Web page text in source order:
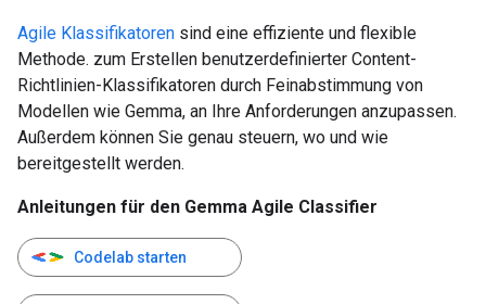
Agile Klassifikatoren sind eine effiziente und flexible
Methode. zum Erstellen benutzerdefinierter Content-
Richtlinien-Klassifikatoren durch Feinabstimmung von
Modellen wie Gemma, an Ihre Anforderungen anzupassen.
Außerdem können Sie genau steuern, wo und wie
bereitgestellt werden.
Anleitungen für den Gemma Agile Classifier
Codelab starten